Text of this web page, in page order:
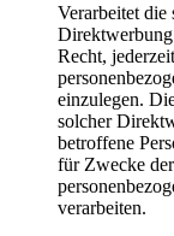
Verarbeitet die
Direktwerbung
Recht,
einzulegen.
solcher
betroffene
für Zwecke
verarbeiten.